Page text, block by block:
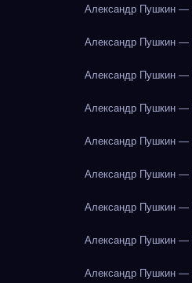
Александр Пушкин —
Александр Пушкин —
Александр Пушкин —
Александр Пушкин —
Александр Пушкин —
Александр Пушкин —
Александр Пушкин —
Александр Пушкин —
Александр Пушкин —